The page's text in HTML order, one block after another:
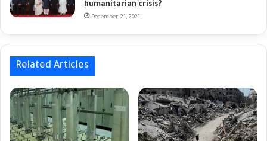
humanitarian crisis?
December 21, 2021
Related Articles